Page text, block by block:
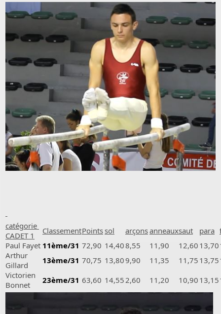
catégorie
CADET 1
ClassementPoints sol arçonsanneauxsaut para
Paul Fayet 11ème/31 72,90 14,408,55 11,90 12,60 13,70
Arthur
Gillard
13ème/31 70,75 13,809,90 11,35 11,75 13,75
Victorien
Bonnet
23ème/31 63,60 14,552,60 11,20 10,90 13,15